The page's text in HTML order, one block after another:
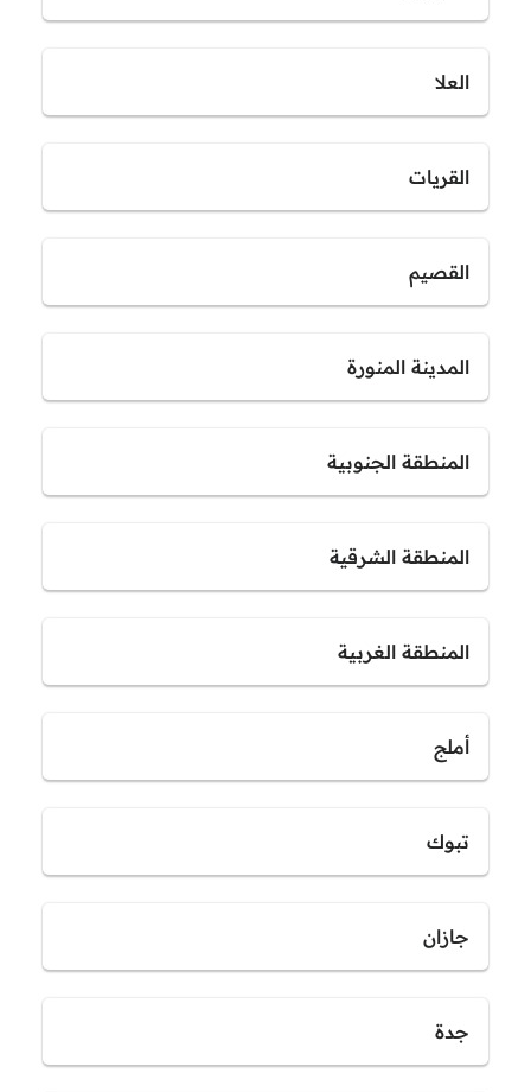
العلا
القريات
القصيم
المدينة المنورة
المنطقة الجنوبية
المنطقة الشرقية
المنطقة الغربية
أملج
تبوك
جازان
جدة